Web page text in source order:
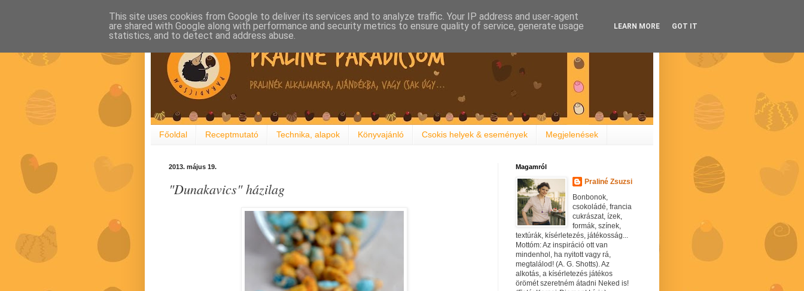
Főoldal Receptmutató Technika, alapok Könyvajánló Csokis helyek & események Megjelenések
2013. május 19.
"Dunakavics" házilag
Magamról
Praliné Zsuzsi
Bonbonok,
csokoládé, francia
cukrászat, ízek,
formák, színek,
textúrák, kísérletezés, játékosság...
Mottóm: Az inspiráció ott van
mindenhol, ha nyitott vagy rá,
megtalálod! (A. G. Shotts). Az
alkotás, a kísérletezés játékos
örömét szeretném átadni Neked is!
This site uses cookies from Google to deliver its services and to analyze traffic. Your IP address and user-agent
are shared with Google along with performance and security metrics to ensure quality of service, generate usage
statistics, and to detect and address abuse.
LEARN MORE GOT IT